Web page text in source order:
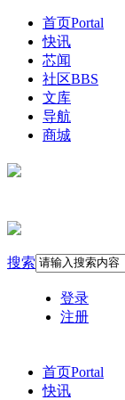
首页Portal
快讯
芯闻
社区BBS
文库
导航
商城
搜索
登录
注册
首页Portal
快讯